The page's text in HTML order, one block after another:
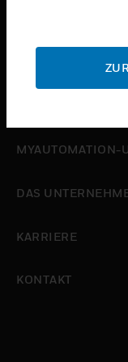
toggle view
toggle view
MYAUTOMATION-
DAS
KARRIERE
KONTAKT